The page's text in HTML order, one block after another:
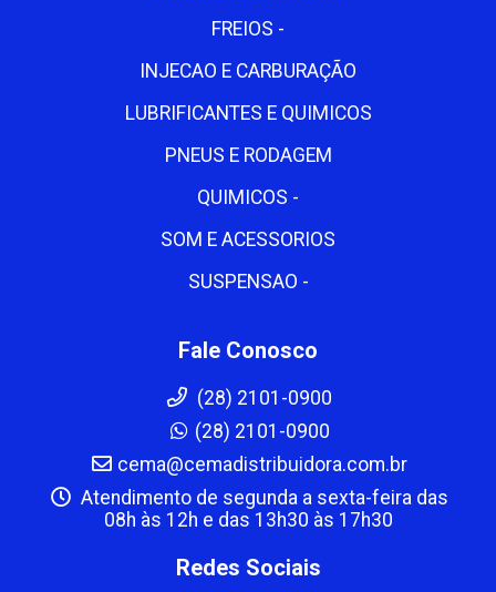
FREIOS -
INJECAO E CARBURAÇÃO
LUBRIFICANTES E QUIMICOS
PNEUS E RODAGEM
QUIMICOS -
SOM E ACESSORIOS
SUSPENSAO -
Fale Conosco
(28) 2101-0900
(28) 2101-0900
cema@cemadistribuidora.com.br
Atendimento de segunda a sexta-feira das
08h às 12h e das 13h30 às 17h30
Redes Sociais